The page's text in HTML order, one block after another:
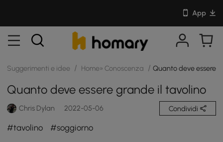
App
Suggerimenti e idee / Home» Conoscenza / Quanto deve essere
Quanto deve essere grande il tavolino
Chris Dylan 2022-05-06 Condividi
#tavolino #soggiorno